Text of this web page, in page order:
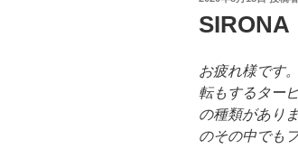
日:
お疲れ様です
転もするター
の種類があり
のその中でも